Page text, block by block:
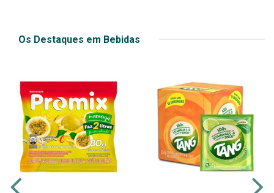
Os Destaques em Bebidas